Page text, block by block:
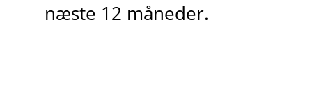
næste 12 måneder.